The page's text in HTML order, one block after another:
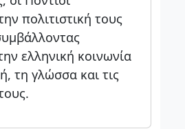
πολιτιστική τους
ελληνική κοινωνία
τη γλώσσα και τις